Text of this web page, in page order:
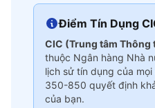
Điểm Tín Dụng
CIC (Trung tâm Thông
thuộc Ngân hàng Nhà
lịch sử tín dụng của
350-850 quyết định
của bạn.